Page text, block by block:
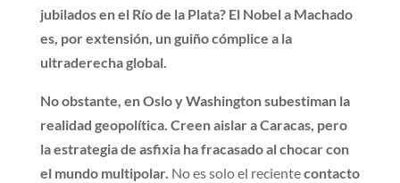
jubilados en el Río de la Plata? El Nobel a Machado
es, por extensión, un guiño cómplice a la
ultraderecha global.
No obstante, en Oslo y Washington subestiman la
realidad geopolítica. Creen aislar a Caracas, pero
la estrategia de asfixia ha fracasado al chocar con
el mundo multipolar. No es solo el recientecontacto